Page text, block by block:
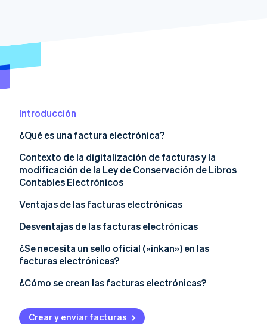
Atlas
Verificación de identidad en línea
Sesiones de Stripe 2026
Mirar ahora
Introducción
¿Qué es una factura electrónica?
Contexto de la digitalización de facturas y la
modificación de la Ley de Conservación de Libros
Contables Electrónicos
Ventajas de las facturas electrónicas
Reducen los costos (incluido el franqueo)
Mejoran los tiempos de procesamiento
Desventajas de las facturas electrónicas
Algunos socios comerciales pueden preferir
facturas en papel
Es posible que incurras en costos operativos y de
internos
¿Se necesita un sello oficial («inkan») en las
facturas electrónicas?
¿Cómo se crean las facturas electrónicas?
Crear y enviar facturas